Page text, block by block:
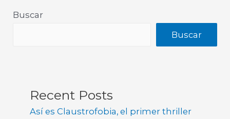
Buscar
Buscar
Recent Posts
Así es Claustrofobia, el primer thriller